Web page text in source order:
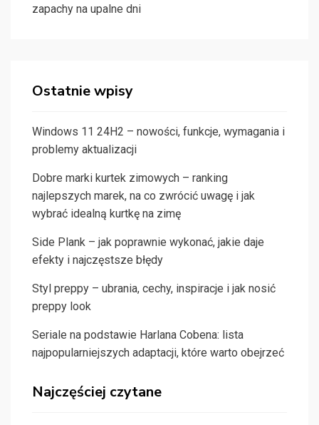
zapachy na upalne dni
Ostatnie wpisy
Windows 11 24H2 – nowości, funkcje, wymagania i
problemy aktualizacji
Dobre marki kurtek zimowych – ranking
najlepszych marek, na co zwrócić uwagę i jak
wybrać idealną kurtkę na zimę
Side Plank – jak poprawnie wykonać, jakie daje
efekty i najczęstsze błędy
Styl preppy – ubrania, cechy, inspiracje i jak nosić
preppy look
Seriale na podstawie Harlana Cobena: lista
najpopularniejszych adaptacji, które warto obejrzeć
Najczęściej czytane